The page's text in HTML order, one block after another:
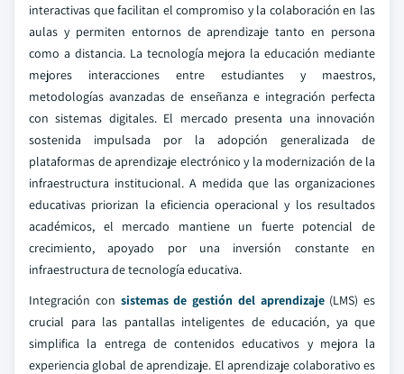
interactivas que facilitan el compromiso y la colaboración en las
aulas y permiten entornos de aprendizaje tanto en persona
como a distancia. La tecnología mejora la educación mediante
mejores interacciones entre estudiantes y maestros,
metodologías avanzadas de enseñanza e integración perfecta
con sistemas digitales. El mercado presenta una innovación
sostenida impulsada por la adopción generalizada de
plataformas de aprendizaje electrónico y la modernización de la
infraestructura institucional. A medida que las organizaciones
educativas priorizan la eficiencia operacional y los resultados
académicos, el mercado mantiene un fuerte potencial de
crecimiento, apoyado por una inversión constante en
infraestructura de tecnología educativa.
Integración con sistemas de gestión del aprendizaje(LMS) es
crucial para las pantallas inteligentes de educación, ya que
simplifica la entrega de contenidos educativos y mejora la
experiencia global de aprendizaje. El aprendizaje colaborativo es